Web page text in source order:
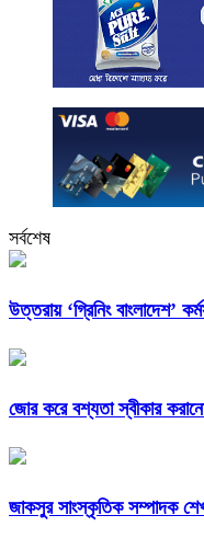
সর্বশেষ
উত্তরায় ‘গ্রিনিং বাংলাদেশ’
জোর করে বশ্যতা স্বীকার
জাকসুর সাংস্কৃতিক সম্পাদক